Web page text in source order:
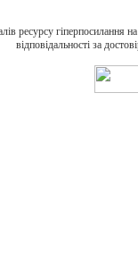
ресурсу гіперпосилання
відповідальності за